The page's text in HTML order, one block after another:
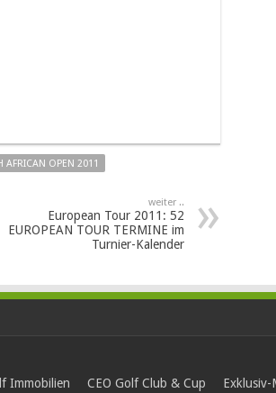
AFRICAN OPEN 2011
weiter ..
European Tour 2011: 52
EUROPEAN TOUR TERMINE im
Turnier-Kalender
Immobilien CEO Golf Club & Cup Exklusiv-